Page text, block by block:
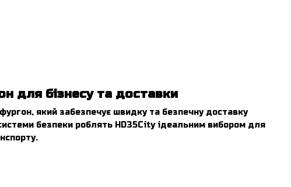
для бізнесу та доставки
який забезпечує швидку та безпечну доставку
безпеки роблять HD35City ідеальним вибором для